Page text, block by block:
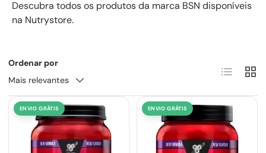
Descubra todos os produtos da marca BSN disponíveis
na Nutrystore.
Ordenar por
Mais relevantes
Lista
ENVIO GRÁTIS ENVIO GRÁTIS